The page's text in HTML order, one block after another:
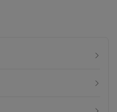
tiene un hilado reciclado
Para la creación de esta